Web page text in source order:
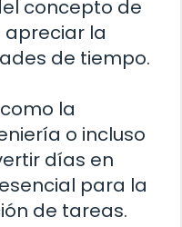
concepto de
la
de tiempo.
la
o incluso
días en
para la
de tareas.